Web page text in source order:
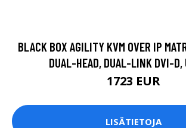
BLACK BOX AGILITY KVM OVER IP
DUAL-HEAD, DUAL-LINK DVI-D,
1723 EUR
LISÄTIETOJA